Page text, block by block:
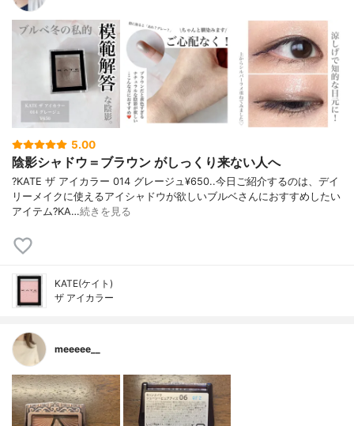
5.00
陰影シャドウ＝ブラウン がしっくり来ない人へ
?KATE ザ アイカラー 014 グレージュ¥650..今日ご紹介するのは、デイ
リーメイクに使えるアイシャドウが欲しいブルベさんにおすすめしたい
アイテム?KA…続きを見る
KATE(ケイト)
ザ アイカラー
meeeee__